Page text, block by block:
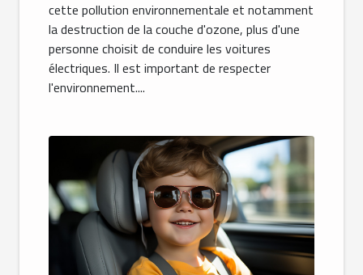
cette pollution environnementale et notamment
la destruction de la couche d'ozone, plus d'une
personne choisit de conduire les voitures
électriques. Il est important de respecter
l'environnement....